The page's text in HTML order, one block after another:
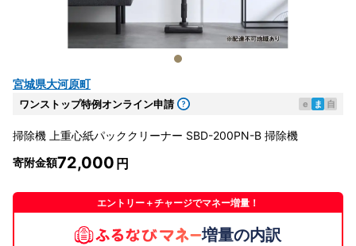
宮城県大河原町
ワンストップ特例オンライン申請 e ま 自
掃除機 上重心紙パッククリーナー SBD-200PN-B 掃除機
寄附金額72,000
エントリー＋チャージでマネー増量！
増量の内訳